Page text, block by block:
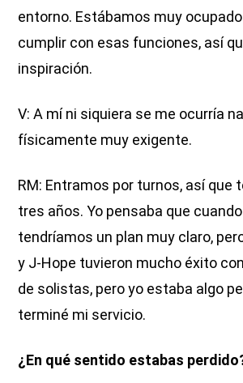
entorno. Estábamos muy
cumplir con esas funciones, así
inspiración.
V: A mí ni siquiera se me ocurría
físicamente muy exigente.
RM: Entramos por turnos, así que
tres años. Yo pensaba que
tendríamos un plan muy claro,
y J-Hope tuvieron mucho éxito
de solistas, pero yo estaba algo
terminé mi servicio.
¿En qué sentido estabas